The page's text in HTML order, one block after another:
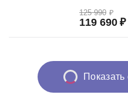
125 990 ₽
119 690 ₽